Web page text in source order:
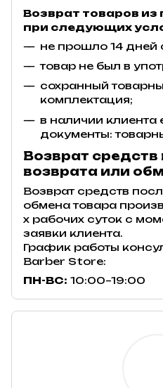
Возврат товаров
при следующих
не прошло 14 дней
товар не был в
сохранный
комплектация;
в наличии клиента
документы:
Возврат средств
возврата или
Возврат средств
обмена товара
х рабочих суток с
заявки клиента.
График работы
Barber Store:
ПН-ВС: 10:00–19:00